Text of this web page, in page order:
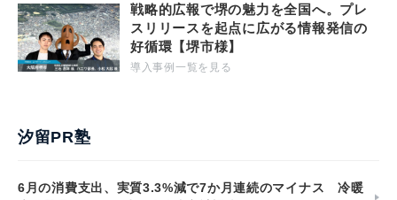
戦略的広報で堺の魅力を全国へ。プレ
スリリースを起点に広がる情報発信の
好循環【堺市様】
導入事例一覧を見る
汐留PR塾
6月の消費支出、実質3.3%減で7か月連続のマイナス 冷暖